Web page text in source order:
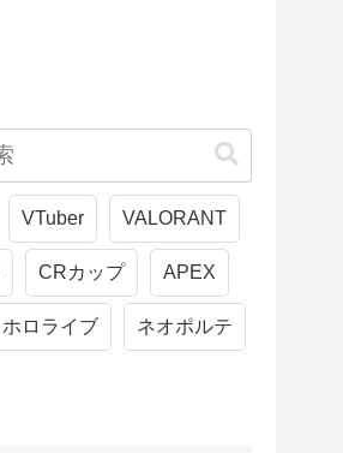
VTuber VALORANT
CRカップ APEX
ホロライブ ネオポルテ